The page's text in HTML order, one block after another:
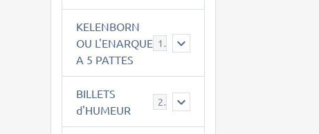
KELENBORN
OU L'ENARQUE
A 5 PATTES
14
BILLETS
d'HUMEUR
2